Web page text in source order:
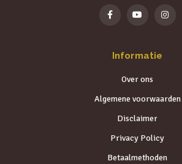
Informatie
Over ons
Algemene voorwaarden
Disclaimer
Privacy Policy
Betaalmethoden